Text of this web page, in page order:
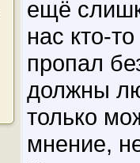
ещё
нас кто-
пропал
должны
только
мнение,